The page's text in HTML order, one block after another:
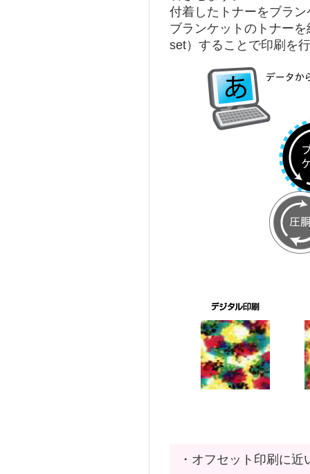
付着したトナーをブラ
ブランケットのトナー
set）することで印刷を
・オフセット印刷に